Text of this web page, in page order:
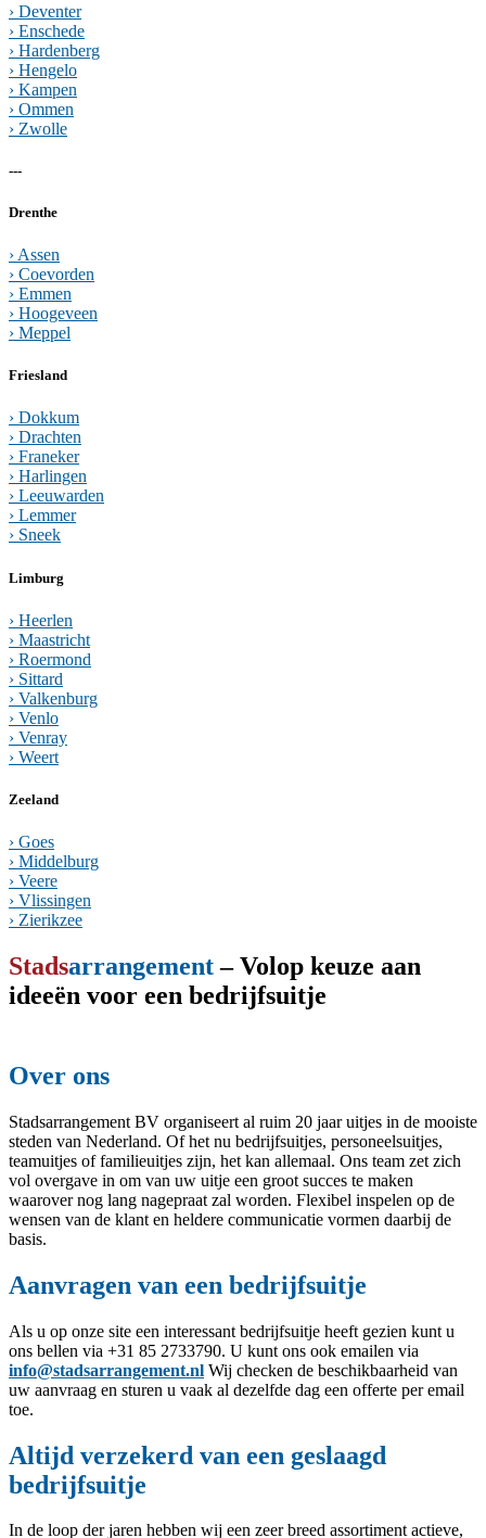
› Deventer
› Enschede
› Hardenberg
› Hengelo
› Kampen
› Ommen
› Zwolle
---
Drenthe
› Assen
› Coevorden
› Emmen
› Hoogeveen
› Meppel
Friesland
› Dokkum
› Drachten
› Franeker
› Harlingen
› Leeuwarden
› Lemmer
› Sneek
Limburg
› Heerlen
› Maastricht
› Roermond
› Sittard
› Valkenburg
› Venlo
› Venray
› Weert
Zeeland
› Goes
› Middelburg
› Veere
› Vlissingen
› Zierikzee
Stadsarrangement– Volop keuze aan
ideeën voor een bedrijfsuitje
Over ons
Stadsarrangement BV organiseert al ruim 20 jaar uitjes in de mooiste
steden van Nederland. Of het nu bedrijfsuitjes, personeelsuitjes,
teamuitjes of familieuitjes zijn, het kan allemaal. Ons team zet zich
vol overgave in om van uw uitje een groot succes te maken
waarover nog lang nagepraat zal worden. Flexibel inspelen op de
wensen van de klant en heldere communicatie vormen daarbij de
basis.
Aanvragen van een bedrijfsuitje
Als u op onze site een interessant bedrijfsuitje heeft gezien kunt u
ons bellen via +31 85 2733790. U kunt ons ook emailen via
info@stadsarrangement.nl Wij checken de beschikbaarheid van
uw aanvraag en sturen u vaak al dezelfde dag een offerte per email
toe.
Altijd verzekerd van een geslaagd
bedrijfsuitje
In de loop der jaren hebben wij een zeer breed assortiment actieve,